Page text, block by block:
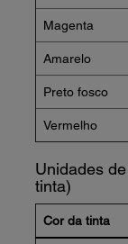
Magenta
Amarelo
Preto fosco
Vermelho
Unidades
tinta)
Cor da tinta